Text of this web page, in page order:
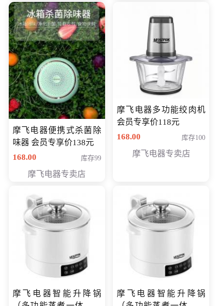
摩飞电器便携式杀菌除
味器 会员专享价138元
168.00
库存99
摩飞电器专卖店
摩飞电器多功能绞肉机
会员专享价118元
168.00
库存100
摩飞电器专卖店
摩飞电器智能升降锅
摩飞电器智能升降锅